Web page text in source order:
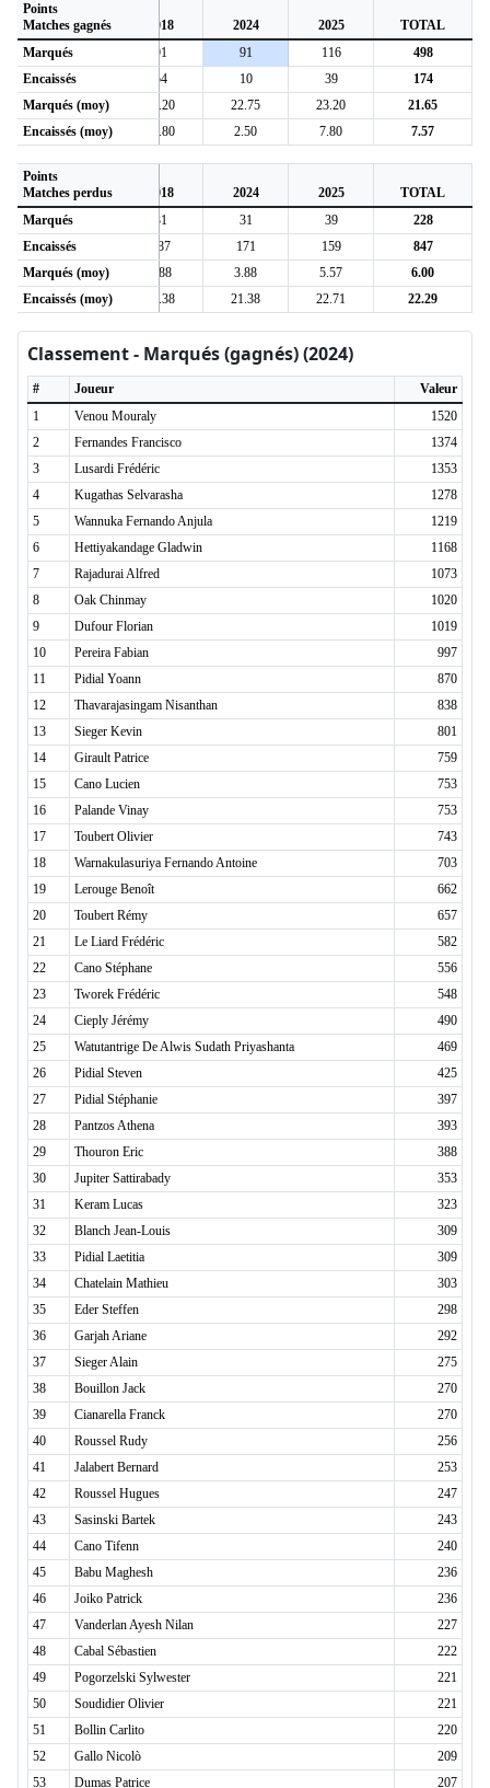
Points
Matches gagnés
2017 2018 2024 2025
TOTAL
Marqués89 91 91 116
498
Encaissés
23 54 10 39
174
Marqués (moy)
22.25 18.20 22.75 23.20
21.65
Encaissés (moy)
5.75 10.80 2.50 7.80 7.57
Points
Matches perdus
2017 2018 2024 2025
TOTAL
Marqués78 31 31 39
228
Encaissés
208 187 171 159
847
Marqués (moy)
8.67 3.88 3.88 5.57
6.00
Encaissés (moy)
23.11 23.38 21.38 22.71 22.29
Classement - Marqués (gagnés) (2024)
# Joueur
Valeur
1
Venou Mouraly
1520
2
Fernandes Francisco
1374
3
Lusardi Frédéric
1353
4
Kugathas Selvarasha
1278
5
Wannuka Fernando Anjula
1219
6
Hettiyakandage Gladwin
1168
7
Rajadurai Alfred
1073
8
Oak Chinmay
1020
9
Dufour Florian
1019
10
Pereira Fabian
997
11
Pidial Yoann
870
12
Thavarajasingam Nisanthan
838
13
Sieger Kevin
801
14
Girault Patrice
759
15
Cano Lucien
753
16
Palande Vinay
753
17
Toubert Olivier
743
18
Warnakulasuriya Fernando Antoine
703
19
Lerouge Benoît
662
20
Toubert Rémy
657
21
Le Liard Frédéric
582
22
Cano Stéphane
556
23
Tworek Frédéric
548
24
Cieply Jérémy
490
25
Watutantrige De Alwis Sudath Priyashanta
469
26
Pidial Steven
425
27
Pidial Stéphanie
397
28
Pantzos Athena
393
29
Thouron Eric
388
30
Jupiter Sattirabady
353
31
Keram Lucas
323
32
Blanch Jean-Louis
309
33
Pidial Laetitia
309
34
Chatelain Mathieu
303
35
Eder Steffen
298
36
Garjah Ariane
292
37
Sieger Alain
275
38
Bouillon Jack
270
39
Cianarella Franck
270
40
Roussel Rudy
256
41
Jalabert Bernard
253
42
Roussel Hugues
247
43
Sasinski Bartek
243
44
Cano Tifenn
240
45
Babu Maghesh
236
46
Joiko Patrick
236
47
Vanderlan Ayesh Nilan
227
48
Cabal Sébastien
222
49
Pogorzelski Sylwester
221
50
Soudidier Olivier
221
51
Bollin Carlito
220
52
Gallo Nicolò
209
53
Dumas Patrice 207